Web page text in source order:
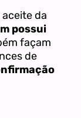
da
possui
façam
de